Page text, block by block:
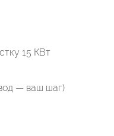
15 КВт
— ваш шаг)